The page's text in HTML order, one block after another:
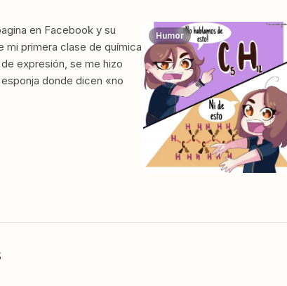
Humor
en Facebook y su
mi primera clase de química
expresión, se me hizo
donde dicen «no